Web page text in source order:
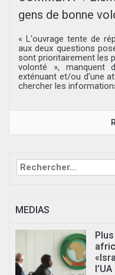
gens de bonne
« L'ouvrage tente de
aux deux questions
sont prioritairement les
volonté », manquent
exténuant et/ou d’une
chercher les
Rechercher :
MEDIAS
l’UA